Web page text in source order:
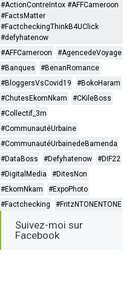
#ActionContreIntox #AFFCameroon
#FactsMatter
#FactcheckingThinkB4UClick
#defyhatenow
#AFFCameroon
#AgencedeVoyage
#Banques
#BenanRomance
#BloggersVsCovid19
#BokoHaram
#ChutesEkomNkam
#CKileBoss
#Collectif_3m
#CommunautéUrbaine
#CommunautéUrbainedeBamenda
#DataBoss
#Defyhatenow
#DIF22
#DigitalMedia
#DitesNon
#EkomNkam
#ExpoPhoto
#Factchecking
#FritzNTONENTONE
Suivez-moi sur
Facebook